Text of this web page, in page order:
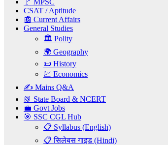
🚩 MPSC
CSAT / Aptitude
📰 Current Affairs
General Studies
🏛️ Polity
🌍 Geography
📜 History
💹 Economics
✍️ Mains Q&A
📗 State Board & NCERT
💼 Govt Jobs
🎯 SSC CGL Hub
📋 Syllabus (English)
📋 सिलेबस गाइड (Hindi)